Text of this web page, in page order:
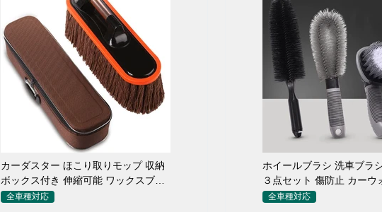
カーダスター ほこり取りモップ 収納
ボックス付き 伸縮可能 ワックスブラ
シ 洗車ブラシ
全車種対応
ホイールブラシ 洗車ブラ
３点セット 傷防止 カーウ
ロ仕様
全車種対応